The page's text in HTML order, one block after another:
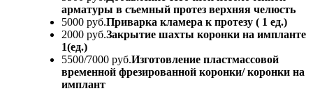
арматуры в съемный протез верхняя челюсть
5000 руб.Приварка кламера к протезу ( 1 ед.)
2000 руб.Закрытие шахты коронки на импланте
1(ед.)
5500/7000 руб.Изготовление пластмассовой
временной фрезированной коронки/ коронки на
имплант